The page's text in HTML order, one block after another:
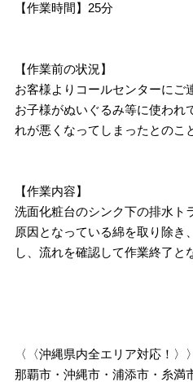
【作業時間】25分
【作業前の状況】
お客様よりコールセンターにご
お子様がぬいぐるみ等に使われ
れが悪くなってしまったとのこ
【作業内容】
洗面化粧台のシンク下の排水ト
原因となっている綿を取り除き
し、流れを確認して作業終了と
〈〈沖縄県内全エリア対応！〉〉
那覇市・沖縄市・浦添市・糸満